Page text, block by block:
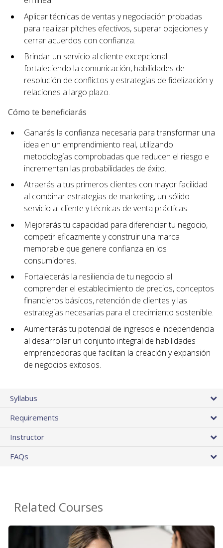
Aplicar técnicas de ventas y negociación probadas
para realizar pitches efectivos, superar objeciones y
cerrar acuerdos con confianza.
Brindar un servicio al cliente excepcional
fortaleciendo la comunicación, habilidades de
resolución de conflictos y estrategias de fidelización y
relaciones a largo plazo.
Cómo te beneficiarás
Ganarás la confianza necesaria para transformar una
idea en un emprendimiento real, utilizando
metodologías comprobadas que reducen el riesgo e
incrementan las probabilidades de éxito.
Atraerás a tus primeros clientes con mayor facilidad
al combinar estrategias de marketing, un sólido
servicio al cliente y técnicas de venta prácticas.
Mejorarás tu capacidad para diferenciar tu negocio,
competir eficazmente y construir una marca
memorable que genere confianza en los
consumidores.
Fortalecerás la resiliencia de tu negocio al
comprender el establecimiento de precios, conceptos
financieros básicos, retención de clientes y las
estrategias necesarias para el crecimiento sostenible.
Aumentarás tu potencial de ingresos e independencia
al desarrollar un conjunto integral de habilidades
emprendedoras que facilitan la creación y expansión
de negocios exitosos.
Syllabus
Requirements
Instructor
FAQs
Related Courses